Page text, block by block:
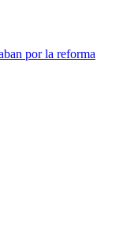
por la reforma